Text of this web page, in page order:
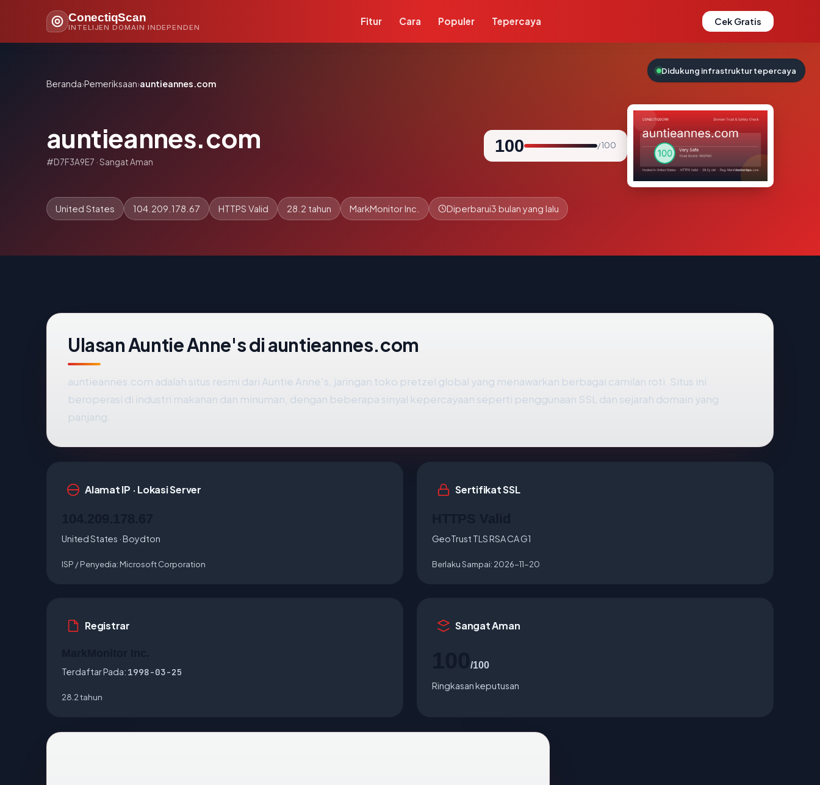
ConectiqScan
INTELIJEN DOMAIN INDEPENDEN
Fitur Cara Populer Tepercaya Cek Gratis
Beranda›Pemeriksaan›auntieannes.com
auntieannes.com
#D7F3A9E7 · Sangat Aman
100 / 100
United States 104.209.178.67 HTTPS Valid 28.2 tahun MarkMonitor Inc. Diperbarui3 bulan yang lalu
Ulasan Auntie Anne's di auntieannes.com
auntieannes.com adalah situs resmi dari Auntie Anne's, jaringan toko pretzel global yang menawarkan berbagai camilan roti. Situs ini
beroperasi di industri makanan dan minuman, dengan beberapa sinyal kepercayaan seperti penggunaan SSL dan sejarah domain yang
panjang.
Alamat IP · Lokasi Server
United States · Boydton
ISP / Penyedia: Microsoft Corporation
Sertifikat SSL
GeoTrust TLS RSA CA G1
Berlaku Sampai: 2026-11-20
Registrar
Terdaftar Pada: 1998-03-25
28.2 tahun
Sangat Aman
/100
Ringkasan keputusan
Didukung infrastruktur tepercaya